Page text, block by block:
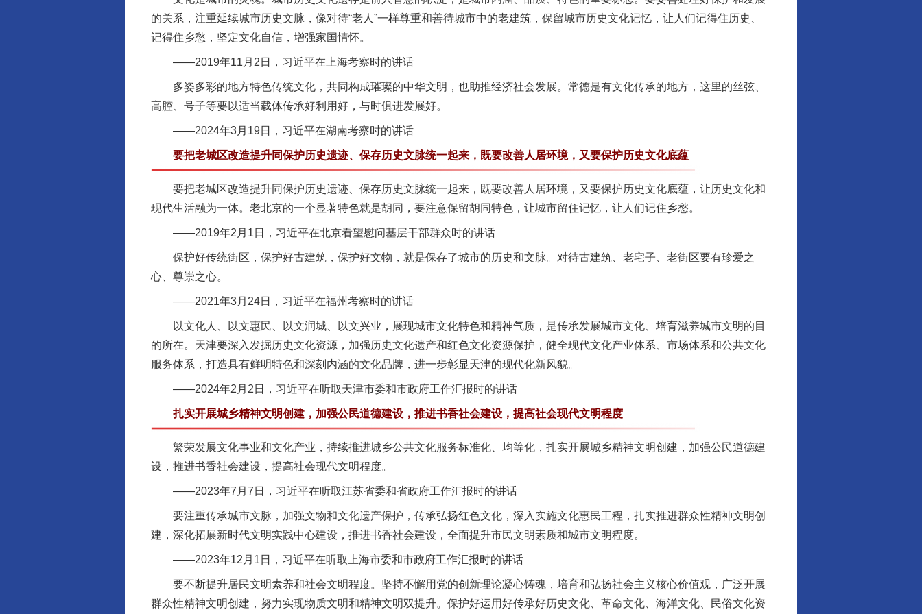
的关系，注重延续城市历史文脉，像对待“老人”一样尊重和善待城市中的老建筑，保留城市历史文化记忆，让人们记得住历史、
记得住乡愁，坚定文化自信，增强家国情怀。
——2019年11月2日，习近平在上海考察时的讲话
多姿多彩的地方特色传统文化，共同构成璀璨的中华文明，也助推经济社会发展。常德是有文化传承的地方，这里的丝弦、
高腔、号子等要以适当载体传承好利用好，与时俱进发展好。
——2024年3月19日，习近平在湖南考察时的讲话
要把老城区改造提升同保护历史遗迹、保存历史文脉统一起来，既要改善人居环境，又要保护历史文化底蕴
要把老城区改造提升同保护历史遗迹、保存历史文脉统一起来，既要改善人居环境，又要保护历史文化底蕴，让历史文化和
现代生活融为一体。老北京的一个显著特色就是胡同，要注意保留胡同特色，让城市留住记忆，让人们记住乡愁。
——2019年2月1日，习近平在北京看望慰问基层干部群众时的讲话
保护好传统街区，保护好古建筑，保护好文物，就是保存了城市的历史和文脉。对待古建筑、老宅子、老街区要有珍爱之
心、尊崇之心。
——2021年3月24日，习近平在福州考察时的讲话
以文化人、以文惠民、以文润城、以文兴业，展现城市文化特色和精神气质，是传承发展城市文化、培育滋养城市文明的目
的所在。天津要深入发掘历史文化资源，加强历史文化遗产和红色文化资源保护，健全现代文化产业体系、市场体系和公共文化
服务体系，打造具有鲜明特色和深刻内涵的文化品牌，进一步彰显天津的现代化新风貌。
——2024年2月2日，习近平在听取天津市委和市政府工作汇报时的讲话
扎实开展城乡精神文明创建，加强公民道德建设，推进书香社会建设，提高社会现代文明程度
繁荣发展文化事业和文化产业，持续推进城乡公共文化服务标准化、均等化，扎实开展城乡精神文明创建，加强公民道德建
设，推进书香社会建设，提高社会现代文明程度。
——2023年7月7日，习近平在听取江苏省委和省政府工作汇报时的讲话
要注重传承城市文脉，加强文物和文化遗产保护，传承弘扬红色文化，深入实施文化惠民工程，扎实推进群众性精神文明创
建，深化拓展新时代文明实践中心建设，推进书香社会建设，全面提升市民文明素质和城市文明程度。
——2023年12月1日，习近平在听取上海市委和市政府工作汇报时的讲话
要不断提升居民文明素养和社会文明程度。坚持不懈用党的创新理论凝心铸魂，培育和弘扬社会主义核心价值观，广泛开展
群众性精神文明创建，努力实现物质文明和精神文明双提升。保护好运用好传承好历史文化、革命文化、海洋文化、民俗文化资
完善运行机制助力责任有效落实 行业协会接连发公告
法徽映军营 权益有保障 让核能赋能千行百业